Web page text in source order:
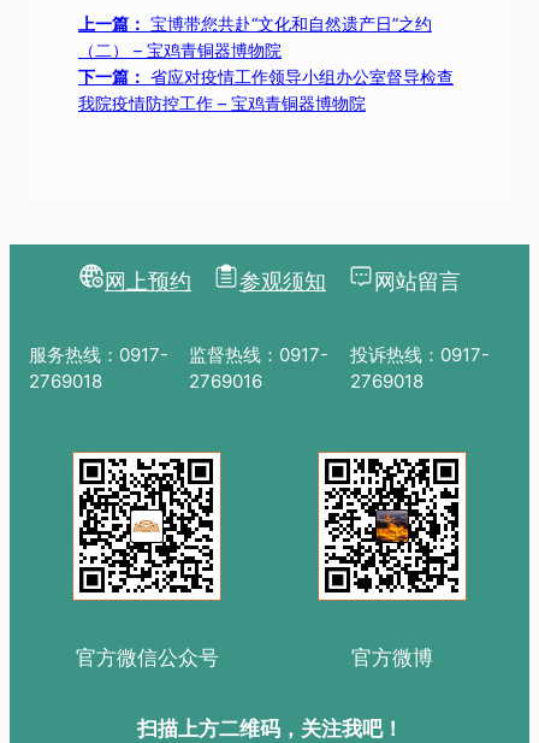
上一篇： 宝博带您共赴“文化和自然遗产日”之约
（二） – 宝鸡青铜器博物院
下一篇： 省应对疫情工作领导小组办公室督导检查
我院疫情防控工作 – 宝鸡青铜器博物院
网上预约 参观须知 网站留言
服务热线：0917-
2769018
监督热线：0917-
2769016
投诉热线：0917-
2769018
官方微信公众号 官方微博
扫描上方二维码，关注我吧！